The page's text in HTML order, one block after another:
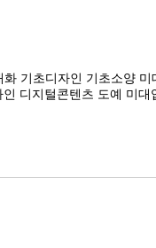
기초디자인 기초소양 미
디지털콘텐츠 도예 미대